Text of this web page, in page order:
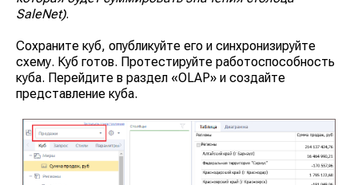
SaleNet).
Сохраните куб, опубликуйте его и синхронизируйте
схему. Куб готов. Протестируйте работоспособность
куба. Перейдите в раздел «OLAP» и создайте
представление куба.